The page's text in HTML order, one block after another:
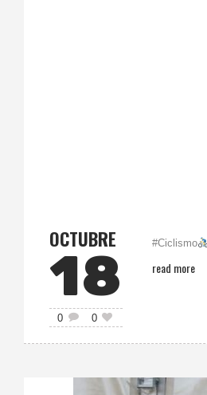
OCTUBRE
18
0 0
#Ciclismo
read more